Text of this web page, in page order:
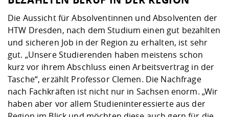
Die Aussicht für Absolventinnen und Absolventen der
HTW Dresden, nach dem Studium einen gut bezahlten
und sicheren Job in der Region zu erhalten, ist sehr
gut. „Unsere Studierenden haben meistens schon
kurz vor ihrem Abschluss einen Arbeitsvertrag in der
Tasche“, erzählt Professor Clemen. Die Nachfrage
nach Fachkräften ist nicht nur in Sachsen enorm. „Wir
haben aber vor allem Studieninteressierte aus der